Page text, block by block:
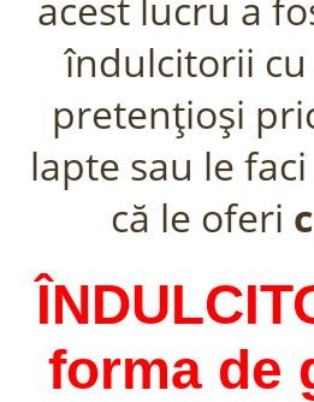
acest lucru a
îndulcitorii cu
pretenţioşi
lapte sau le
că le oferi
forma de